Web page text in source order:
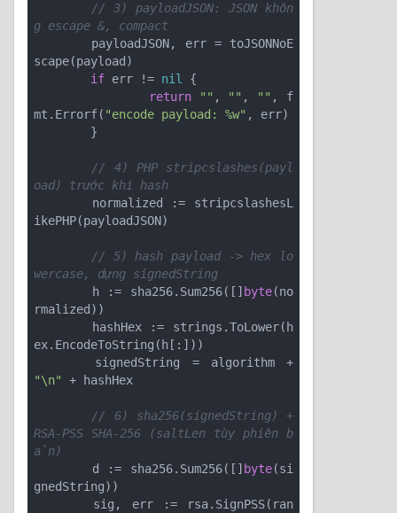
// 3) payloadJSON: JSON khôn
g escape &, compact
scape(payload)
if err != nil {
return
"" , "" , "" , f
mt.Errorf( "encode payload: %w" , err)
// 4) PHP stripcslashes(payl
oad) trước khi hash
ikePHP(payloadJSON)
// 5) hash payload -> hex lo
wercase, dựng signedString
	h := sha256.Sum256([]
byte(no
rmalized))
ex.EncodeToString(h[:]))
	signedString = algorithm +
"\n"
+ hashHex
// 6) sha256(signedString) +
RSA-PSS SHA-256 (saltLen tùy phiên b
ản)
	d := sha256.Sum256([]
byte(si
gnedString))